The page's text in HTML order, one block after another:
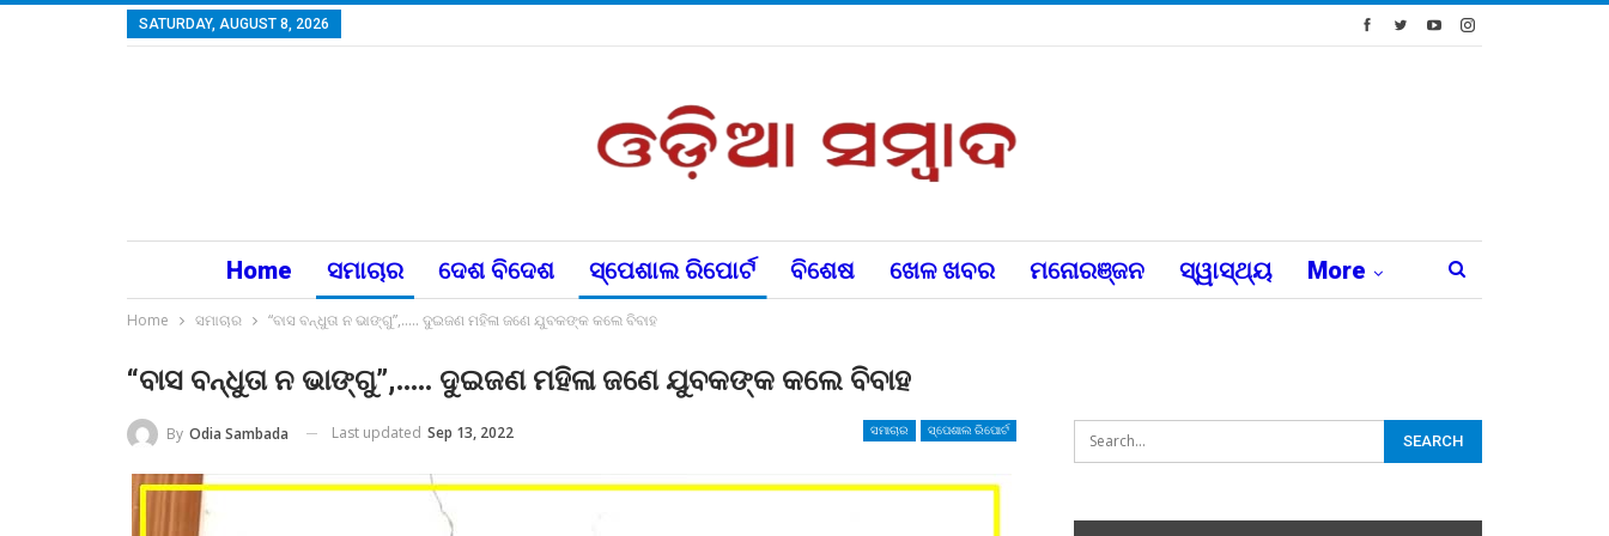
SATURDAY, AUGUST 8, 2026
Home ସମାଚାର ଦେଶ ବିଦେଶ ସ୍ପେଶାଲ ରିପୋର୍ଟ ବିଶେଷ ଖେଳ ଖବର ମନୋରଞ୍ଜନ ସ୍ୱାସ୍ଥ୍ୟ More
Home ସମାଚାର “ବାସ ବନ୍ଧୁତା ନ ଭାଙ୍ଗୁ”,….. ଦୁଇଜଣ ମହିଳା ଜଣେ ଯୁବକଙ୍କ କଲେ ବିବାହ
“ବାସ ବନ୍ଧୁତା ନ ଭାଙ୍ଗୁ”,….. ଦୁଇଜଣ ମହିଳା ଜଣେ ଯୁବକଙ୍କ କଲେ ବିବାହ
ସମାଚାର ସ୍ପେଶାଲ ରିପୋର୍ଟ
By Odia Sambada Last updated Sep 13, 2022